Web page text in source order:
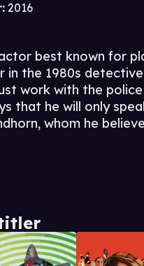
: 2016
best known for
in the 1980s
work with the police
that he will only
whom he